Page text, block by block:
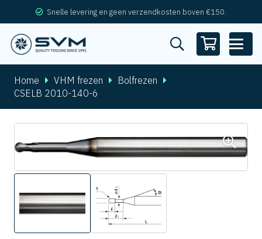
Snelle levering en geen verzendkosten boven €150.
Home VHM frezen
Bolfrezen
CSELB 2010-140-6